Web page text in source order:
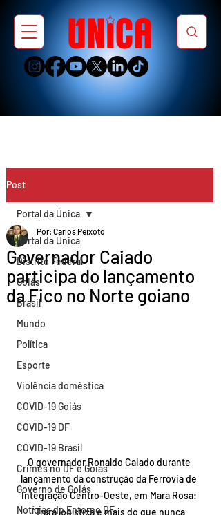
Post
Portal da Única
Distrito Federal
Goiás
Brasil
Mundo
Política
Esporte
Violência doméstica
COVID-19 Goiás
COVID-19 DF
COVID-19 Brasil
Crimes no DF e Goiás
Governo de Goiás
Notícias do Entorno DF
Portal da Única
Governador Caiado
participa do lançamento
da Fico no Norte goiano
Por: Carlos Peixoto
O governador Ronaldo Caiado durante
lançamento da construção da Ferrovia de
Integração Centro-Oeste, em Mara Rosa:
“Trará logística e mais do que nunca